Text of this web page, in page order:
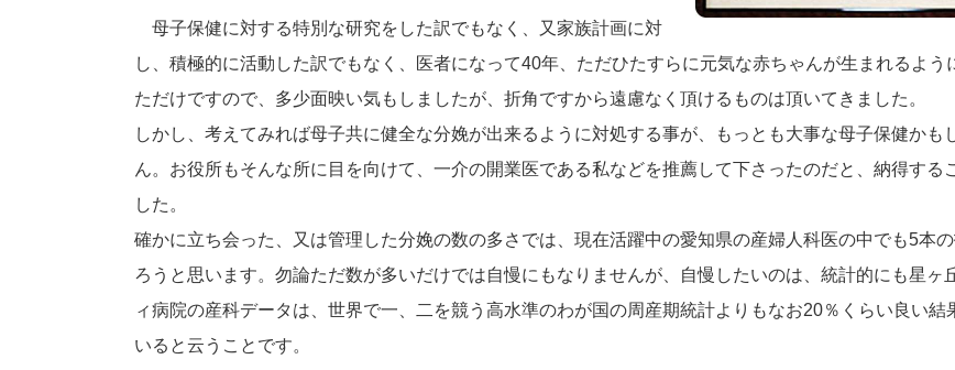
母子保健に対する特別な研究をした訳でもなく、又家族計画に対
し、積極的に活動した訳でもなく、医者になって40年、ただひたすらに元気な赤ちゃんが生まれるよう
ただけですので、多少面映い気もしましたが、折角ですから遠慮なく頂けるものは頂いてきました。
しかし、考えてみれば母子共に健全な分娩が出来るように対処する事が、もっとも大事な母子保健かも
ん。お役所もそんな所に目を向けて、一介の開業医である私などを推薦して下さったのだと、納得する
した。
確かに立ち会った、又は管理した分娩の数の多さでは、現在活躍中の愛知県の産婦人科医の中でも5本
ろうと思います。勿論ただ数が多いだけでは自慢にもなりませんが、自慢したいのは、統計的にも星ヶ
ィ病院の産科データは、世界で一、二を競う高水準のわが国の周産期統計よりもなお20％くらい良い結
いると云うことです。